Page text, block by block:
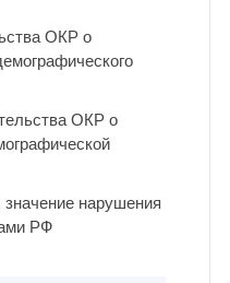
ОКР о
ОКР о
нарушения
РФ